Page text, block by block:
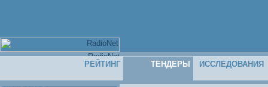
РЕЙТИНГ ТЕНДЕРЫ ИССЛЕДОВАНИЯ